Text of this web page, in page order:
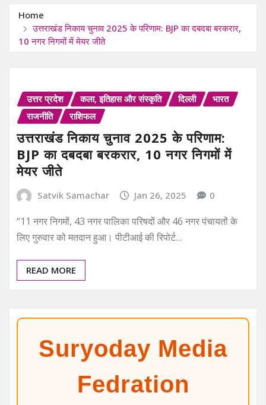
Home
उत्तराखंड निकाय चुनाव 2025 के परिणाम: BJP का दबदबा बरकरार,
10 नगर निगमों में मेयर जीते
उत्तर प्रदेश कला, इतिहास और संस्कृति दिल्ली
भारत
राजनीति
राशिफल
उत्तराखंड निकाय चुनाव 2025 के परिणाम:
BJP का दबदबा बरकरार, 10 नगर निगमों में
मेयर जीते
Satvik Samachar Jan 26, 2025 0
“11 नगर निगमों, 43 नगर पालिका परिषदों और 46 नगर पंचायतों के
लिए गुरुवार को मतदान हुआ। पीटीआई की रिपोर्ट…
READ MORE
Suryoday Media
Fedration